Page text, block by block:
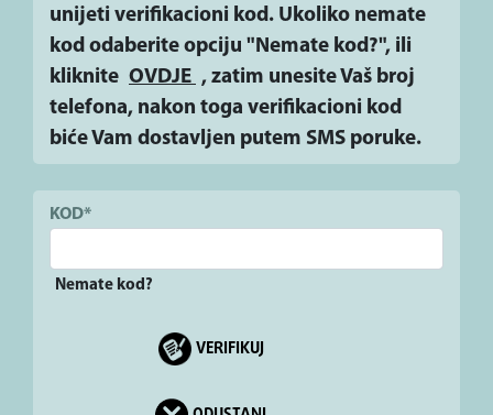
unijeti verifikacioni kod. Ukoliko nemate
kod odaberite opciju "Nemate kod?", ili
kliknite OVDJE , zatim unesite Vaš broj
telefona, nakon toga verifikacioni kod
biće Vam dostavljen putem SMS poruke.
KOD*
Nemate kod?
VERIFIKUJ